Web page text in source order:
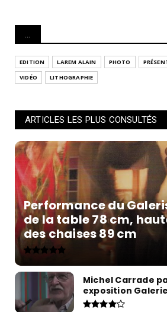
...
EDITION LAREM ALAIN PHOTO
VIDÉO
LITHOGRAPHIE
ARTICLES LES PLUS CONSULTÉS
Performance du
de la table 78 cm,
des chaises 89 cm
Michel Carrade
exposition